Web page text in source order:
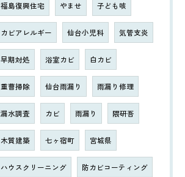
福島復興住宅 やませ 子ども咳
カビアレルギー 仙台小児科 気管支炎
早期対処 浴室カビ 白カビ
重曹掃除 仙台雨漏り 雨漏り修理
漏水調査 カビ 雨漏り 隈研吾
木質建築 七ヶ宿町 宮城県
ハウスクリーニング 防カビコーティング